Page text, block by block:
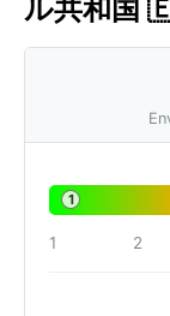
ル共和国
1
1 2